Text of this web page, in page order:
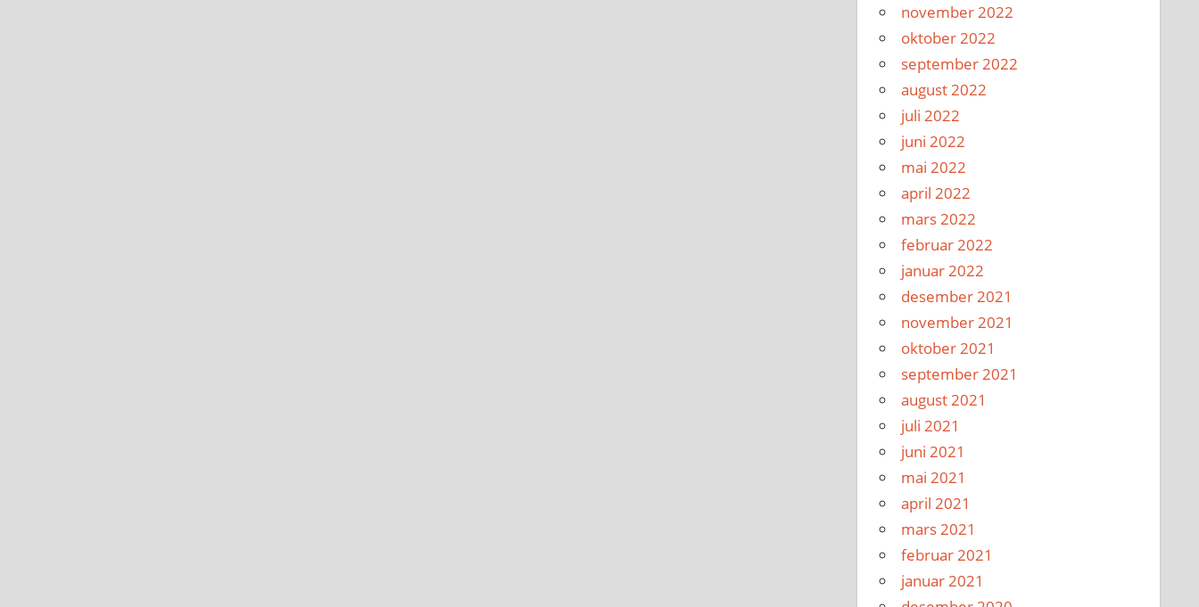
november 2022
oktober 2022
september 2022
august 2022
juli 2022
juni 2022
mai 2022
april 2022
mars 2022
februar 2022
januar 2022
desember 2021
november 2021
oktober 2021
september 2021
august 2021
juli 2021
juni 2021
mai 2021
april 2021
mars 2021
februar 2021
januar 2021